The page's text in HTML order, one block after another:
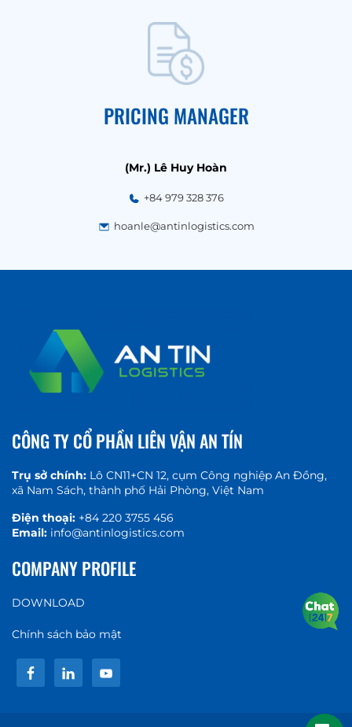
PRICING MANAGER
(Mr.) Lê Huy Hoàn
+84 979 328 376
hoanle@antinlogistics.com
CÔNG TY CỔ PHẦN LIÊN VẬN AN TÍN
Trụ sở chính: Lô CN11+CN 12, cụm Công nghiệp An Đồng,
xã Nam Sách, thành phố Hải Phòng, Việt Nam
Điện thoại: +84 220 3755 456
Email: info@antinlogistics.com
COMPANY PROFILE
DOWNLOAD
Chính sách bảo mật